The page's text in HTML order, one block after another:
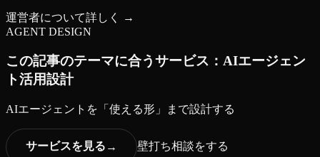
運営者について詳しく →
AGENT DESIGN
この記事のテーマに合うサービス： AIエージェン
ト活用設計
AIエージェントを「使える形」まで設計する
サービスを見る → 壁打ち相談をする